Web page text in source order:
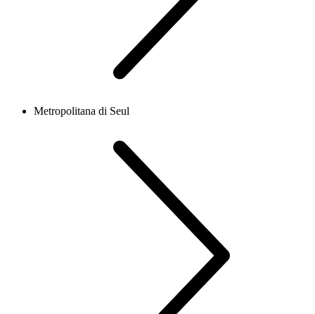
Metropolitana di Seul